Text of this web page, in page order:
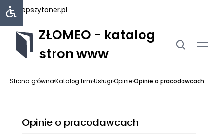
najlepszytoner.pl
ZŁOMEO - katalog
stron www
Strona główna›Katalog firm›Usługi›Opinie›Opinie o pracodawcach
Opinie o pracodawcach